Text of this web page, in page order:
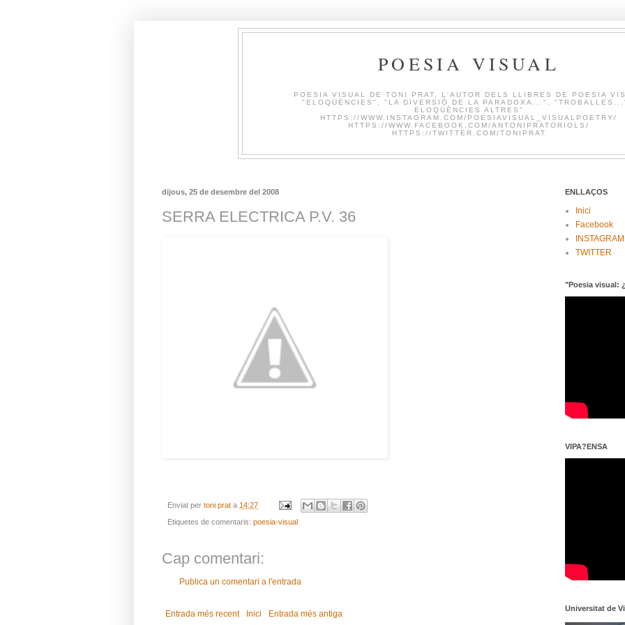
POESIA VISUAL
POESIA VISUAL DE TONI PRAT, L'AUTOR DELS LLIBRES DE POESIA
"ELOQÜÈNCIES", "LA DIVERSIÓ DE LA PARADOXA...",
ELOQÜÈNCIES ALTRES"
HTTPS://WWW.INSTAGRAM.COM/POESIAVISUAL_VISUALPOETRY/
HTTPS://WWW.FACEBOOK.COM/ANTONIPRATORIOLS/
HTTPS://TWITTER.COM/TONIPRAT
dijous, 25 de desembre del 2008
SERRA ELECTRICA P.V. 36
Enviat per toni prat a 14:27
Etiquetes de comentaris: poesia-visual
Cap comentari:
Publica un comentari a l'entrada
Entrada més recent Entrada més antiga
Inici
ENLLAÇOS
Inici
Facebook
INSTAGRAM
TWITTER
"Poesia visual:
VIPA?ENSA
Universitat de